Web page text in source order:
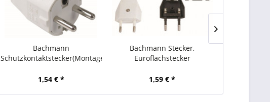
Bachmann
Schutzkontaktstecker(Montagestecker),
1,54 € *
Bachmann Stecker,
Euroflachstecker
2,5A/250V,
1,59 € *